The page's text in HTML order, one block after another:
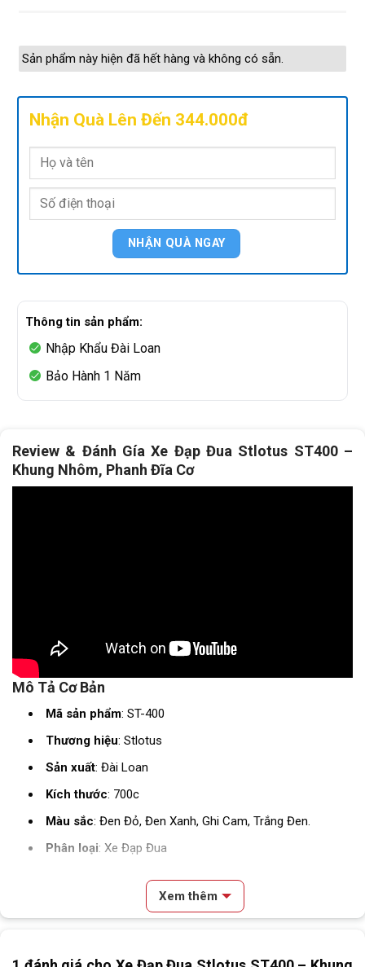
Sản phẩm này hiện đã hết hàng và không có sẵn.
Nhận Quà Lên Đến 344.000đ
Thông tin sản phẩm:
Nhập Khẩu Đài Loan
Bảo Hành 1 Năm
Review & Đánh Gía Xe Đạp Đua Stlotus ST400 – Khung Nhôm,
Review & Đánh Gía Xe Đạp Đua Stlotus ST400 –
Khung Nhôm, Phanh Đĩa Cơ
Mô Tả Cơ Bản
Mã sản phẩm: ST-400
Thương hiệu: Stlotus
Sản xuất: Đài Loan
Kích thước: 700c
Màu sắc: Đen Đỏ, Đen Xanh, Ghi Cam, Trắng Đen.
Phân loại: Xe Đạp Đua
Xem thêm